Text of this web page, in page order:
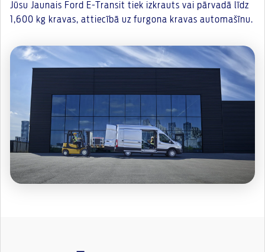
Jūsu Jaunais Ford E-Transit tiek izkrauts vai pārvadā līdz
1,600 kg kravas, attiecībā uz furgona kravas automašīnu.